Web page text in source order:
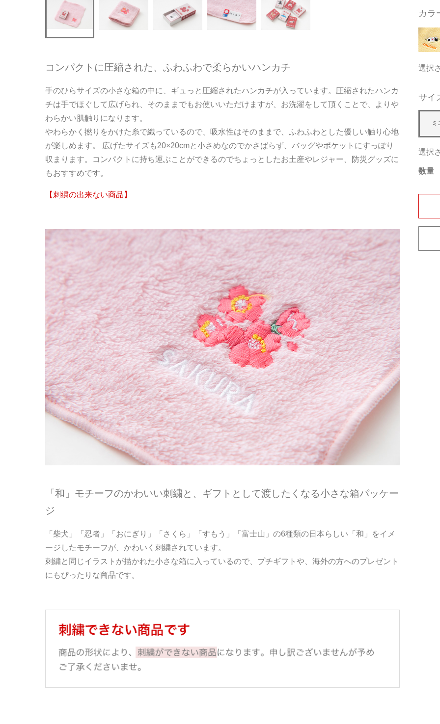
コンパクトに圧縮された、ふわふわで柔らかいハンカチ
手のひらサイズの小さな箱の中に、ギュっと圧縮されたハンカチが入っています。圧縮されたハンカ
チは手でほぐして広げられ、そのままでもお使いいただけますが、お洗濯をして頂くことで、よりや
わらかい肌触りになります。
やわらかく撚りをかけた糸で織っているので、吸水性はそのままで、ふわふわとした優しい触り心地
が楽しめます。 広げたサイズも20×20cmと小さめなのでかさばらず、バッグやポケットにすっぽり
収まります。コンパクトに持ち運ぶことができるのでちょっとしたお土産やレジャー、防災グッズに
もおすすめです。
【刺繍の出来ない商品】
「和」モチーフのかわいい刺繍と、ギフトとして渡したくなる小さな箱パッケー
ジ
「柴犬」「忍者」「おにぎり」「さくら」「すもう」「富士山」の6種類の日本らしい「和」をイメ
ージしたモチーフが、かわいく刺繍されています。
刺繍と同じイラストが描かれた小さな箱に入っているので、プチギフトや、海外の方へのプレゼント
にもぴったりな商品です。
カラ
選択
サイ
ミ
選択
数量